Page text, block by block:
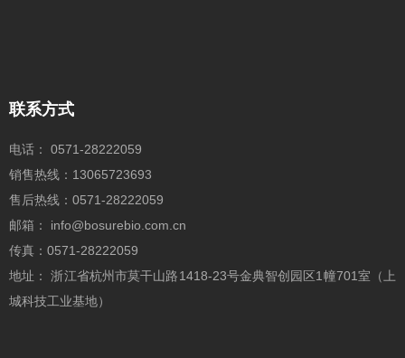
联系方式
电话： 0571-28222059
销售热线：13065723693
售后热线：0571-28222059
邮箱： info@bosurebio.com.cn
传真：0571-28222059
地址： 浙江省杭州市莫干山路1418-23号金典智创园区1幢701室（上
城科技工业基地）